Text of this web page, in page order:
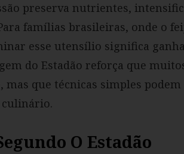
preserva nutrientes,
famílias brasileiras, onde o
esse utensílio significa
do Estadão reforça que
que técnicas simples podem
O Estadão